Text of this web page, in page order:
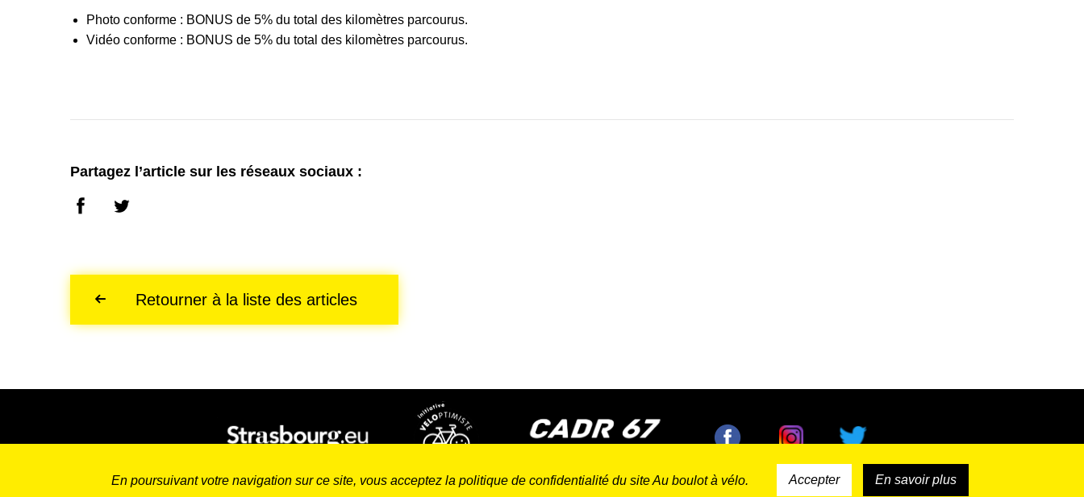
Photo conforme : BONUS de 5% du total des kilomètres parcourus.
Vidéo conforme : BONUS de 5% du total des kilomètres parcourus.
Partagez l’article sur les réseaux sociaux :
Retourner à la liste des articles
En poursuivant votre navigation sur ce site, vous acceptez la politique de confidentialité du site Au boulot à vélo. Accepter En savoir plus